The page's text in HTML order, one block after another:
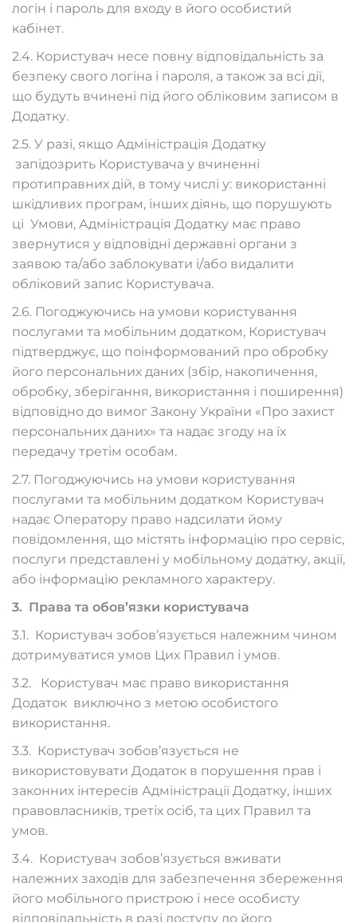
логін і пароль для входу в його особистий
кабінет.
2.4. Користувач несе повну відповідальність за
безпеку свого логіна і пароля, а також за всі дії,
що будуть вчинені під його обліковим записом в
Додатку.
2.5. У разі, якщо Адміністрація Додатку
запідозрить Користувача у вчиненні
протиправних дій, в тому числі у: використанні
шкідливих програм, інших діянь, що порушують
ці Умови, Адміністрація Додатку має право
звернутися у відповідні державні органи з
заявою та/або заблокувати і/або видалити
обліковий запис Користувача.
2.6. Погоджуючись на умови користування
послугами та мобільним додатком, Користувач
підтверджує, що поінформований про обробку
його персональних даних (збір, накопичення,
обробку, зберігання, використання і поширення)
відповідно до вимог Закону України «Про захист
персональних даних» та надає згоду на їх
передачу третім особам.
2.7. Погоджуючись на умови користування
послугами та мобільним додатком Користувач
надає Оператору право надсилати йому
повідомлення, що містять інформацію про сервіс,
послуги представлені у мобільному додатку, акції,
або інформацію рекламного характеру.
3. Права та обов’язки користувача
3.1. Користувач зобов’язується належним чином
дотримуватися умов Цих Правил і умов.
3.2. Користувач має право використання
Додаток виключно з метою особистого
використання.
3.3. Користувач зобов’язується не
використовувати Додаток в порушення прав і
законних інтересів Адміністрації Додатку, інших
правовласників, третіх осіб, та цих Правил та
умов.
3.4. Користувач зобов’язується вживати
належних заходів для забезпечення збереження
його мобільного пристрою і несе особисту
відповідальність в разі доступу до його